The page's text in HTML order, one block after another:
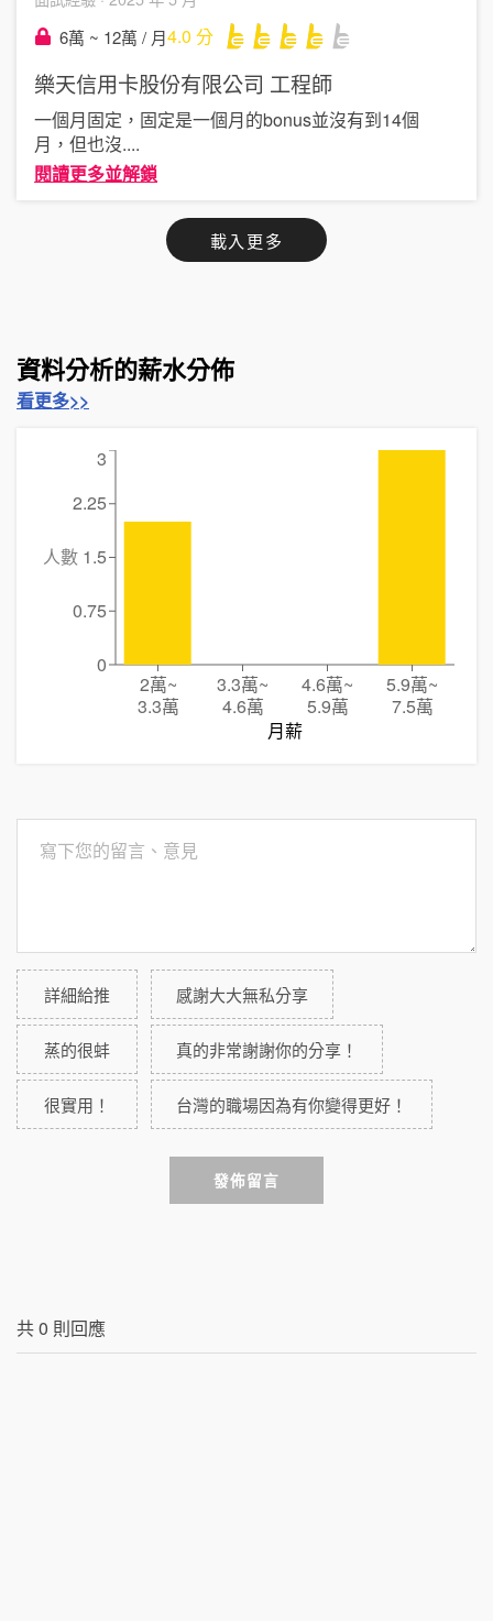
6萬 ~ 12萬 / 月4.0 分
樂天信用卡股份有限公司 工程師
一個月固定，固定是一個月的bonus並沒有到14個
月，但也沒....
閱讀更多並解鎖
載入更多
資料分析的薪水分佈
看更多>>
2萬~
3.3萬
3.3萬~
4.6萬
4.6萬~
5.9萬
5.9萬~
7.5萬
月薪
0
0.75
1.5
2.25
3
人數
詳細給推 感謝大大無私分享
蒸的很蚌 真的非常謝謝你的分享！
很實用！ 台灣的職場因為有你變得更好！
發佈留言
共0 則回應